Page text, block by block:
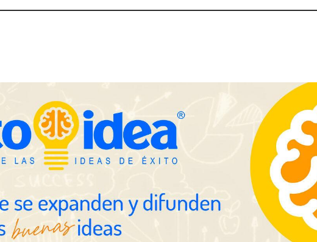
Schaeffler mejora su rentabilidad
en el primer semestre de 2026
NOVA: innovación y diseño que
transforman espacios de la mano
de Tormo Franquicias